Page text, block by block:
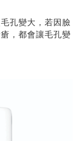
孔變大，若因臉
，都會讓毛孔變